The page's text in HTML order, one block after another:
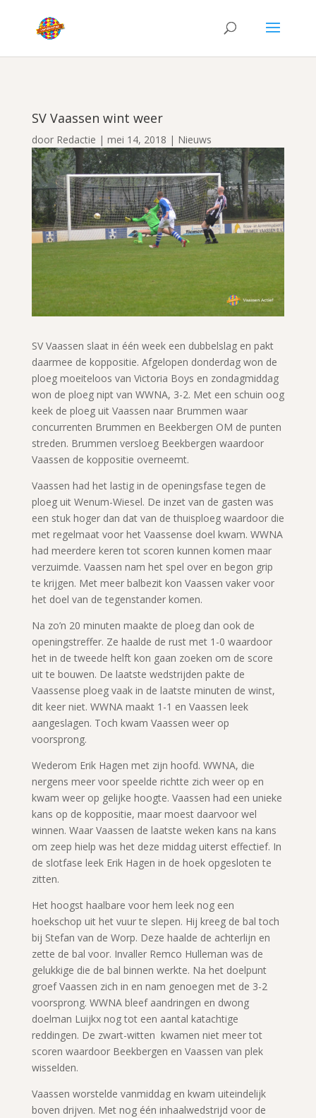
SV Vaassen wint weer
door Redactie | mei 14, 2018 | Nieuws
SV Vaassen slaat in één week een dubbelslag en pakt
daarmee de koppositie. Afgelopen donderdag won de
ploeg moeiteloos van Victoria Boys en zondagmiddag
won de ploeg nipt van WWNA, 3-2. Met een schuin oog
keek de ploeg uit Vaassen naar Brummen waar
concurrenten Brummen en Beekbergen OM de punten
streden. Brummen versloeg Beekbergen waardoor
Vaassen de koppositie overneemt.
Vaassen had het lastig in de openingsfase tegen de
ploeg uit Wenum-Wiesel. De inzet van de gasten was
een stuk hoger dan dat van de thuisploeg waardoor die
met regelmaat voor het Vaassense doel kwam. WWNA
had meerdere keren tot scoren kunnen komen maar
verzuimde. Vaassen nam het spel over en begon grip
te krijgen. Met meer balbezit kon Vaassen vaker voor
het doel van de tegenstander komen.
Na zo’n 20 minuten maakte de ploeg dan ook de
openingstreffer. Ze haalde de rust met 1-0 waardoor
het in de tweede helft kon gaan zoeken om de score
uit te bouwen. De laatste wedstrijden pakte de
Vaassense ploeg vaak in de laatste minuten de winst,
dit keer niet. WWNA maakt 1-1 en Vaassen leek
aangeslagen. Toch kwam Vaassen weer op
voorsprong.
Wederom Erik Hagen met zijn hoofd. WWNA, die
nergens meer voor speelde richtte zich weer op en
kwam weer op gelijke hoogte. Vaassen had een unieke
kans op de koppositie, maar moest daarvoor wel
winnen. Waar Vaassen de laatste weken kans na kans
om zeep hielp was het deze middag uiterst effectief. In
de slotfase leek Erik Hagen in de hoek opgesloten te
zitten.
Het hoogst haalbare voor hem leek nog een
hoekschop uit het vuur te slepen. Hij kreeg de bal toch
bij Stefan van de Worp. Deze haalde de achterlijn en
zette de bal voor. Invaller Remco Hulleman was de
gelukkige die de bal binnen werkte. Na het doelpunt
groef Vaassen zich in en nam genoegen met de 3-2
voorsprong. WWNA bleef aandringen en dwong
doelman Luijkx nog tot een aantal katachtige
reddingen. De zwart-witten kwamen niet meer tot
scoren waardoor Beekbergen en Vaassen van plek
wisselden.
Vaassen worstelde vanmiddag en kwam uiteindelijk
boven drijven. Met nog één inhaalwedstrijd voor de